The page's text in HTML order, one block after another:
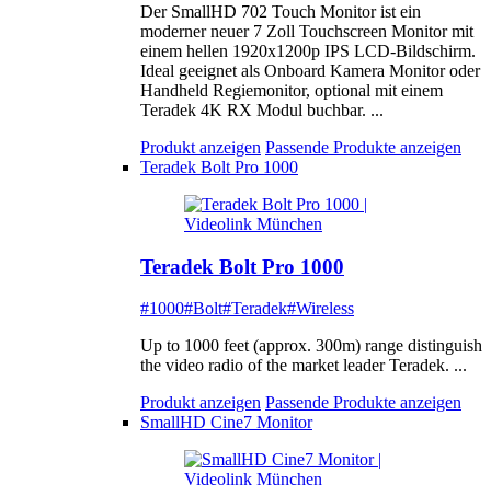
Der SmallHD 702 Touch Monitor ist ein
moderner neuer 7 Zoll Touchscreen Monitor mit
einem hellen 1920x1200p IPS LCD-Bildschirm.
Ideal geeignet als Onboard Kamera Monitor oder
Handheld Regiemonitor, optional mit einem
Teradek 4K RX Modul buchbar. ...
Produkt anzeigen Passende Produkte anzeigen
Teradek Bolt Pro 1000
Teradek Bolt Pro 1000
#1000#Bolt#Teradek#Wireless
Up to 1000 feet (approx. 300m) range distinguish
the video radio of the market leader Teradek. ...
Produkt anzeigen Passende Produkte anzeigen
SmallHD Cine7 Monitor